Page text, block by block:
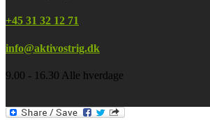
+45 31 32 12 71
info@aktivostrig.dk
9.00 - 16.30 Alle hverdage